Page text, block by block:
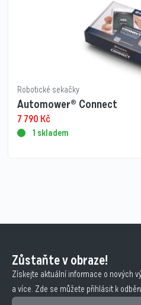
Robotické sekačky
Automower® Connect
7 790 Kč
1 skladem
Zůstaňte v obraze!
Získejte aktuální informace o nových
a více. Zde se můžete přihlásit k